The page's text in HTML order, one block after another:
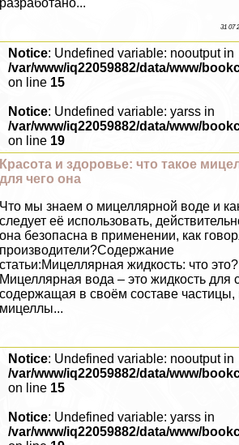
31 07
Notice: Undefined variable: nooutput in
/var/www/iq22059882/data/www/
on line 15
Notice: Undefined variable: yarss in
/var/www/iq22059882/data/www/
on line 19
Красота и здоровье: что такое
для чего она
Что мы знаем о мицеллярной воде и
следует её использовать,
она безопасна в применении, как
производители?Содержание
статьи:Мицеллярная жидкость: что это?
Мицеллярная вода – это жидкость для
содержащая в своём составе
мицеллы...
Notice: Undefined variable: nooutput in
/var/www/iq22059882/data/www/
on line 15
Notice: Undefined variable: yarss in
/var/www/iq22059882/data/www/